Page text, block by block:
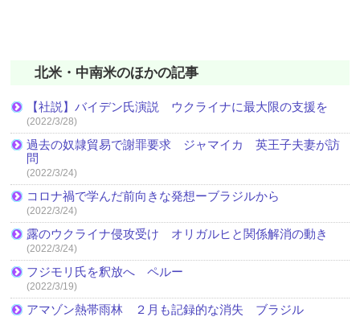
北米・中南米のほかの記事
【社説】バイデン氏演説 ウクライナに最大限の支援を
(2022/3/28)
過去の奴隷貿易で謝罪要求 ジャマイカ 英王子夫妻が訪
問
(2022/3/24)
コロナ禍で学んだ前向きな発想ーブラジルから
(2022/3/24)
露のウクライナ侵攻受け オリガルヒと関係解消の動き
(2022/3/24)
フジモリ氏を釈放へ ペルー
(2022/3/19)
アマゾン熱帯雨林 ２月も記録的な消失 ブラジル